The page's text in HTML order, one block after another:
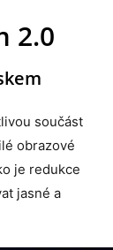
2.0
součást
obrazové
je redukce
jasné a